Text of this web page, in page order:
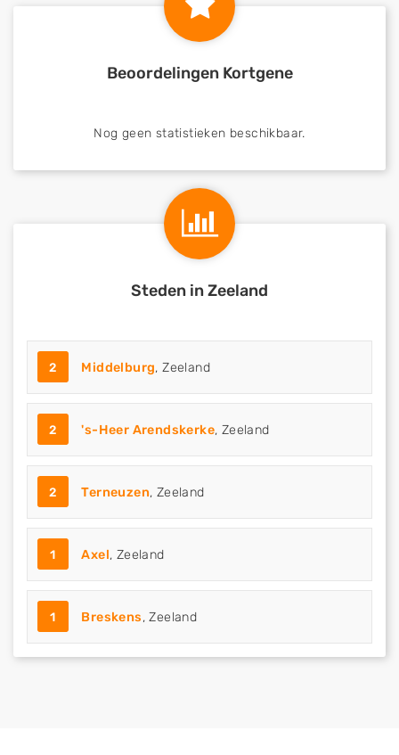
Beoordelingen Kortgene
Nog geen statistieken beschikbaar.
Steden in Zeeland
2 Middelburg, Zeeland
2 's-Heer Arendskerke, Zeeland
2 Terneuzen, Zeeland
1 Axel, Zeeland
1 Breskens, Zeeland